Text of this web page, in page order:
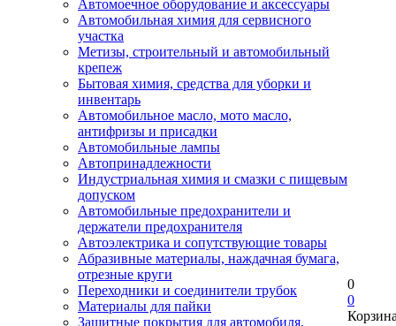
Автомоечное оборудование и аксессуары
Автомобильная химия для сервисного
участка
Метизы, строительный и автомобильный
крепеж
Бытовая химия, средства для уборки и
инвентарь
Автомобильное масло, мото масло,
антифризы и присадки
Автомобильные лампы
Автопринадлежности
Индустриальная химия и смазки с пищевым
допуском
Автомобильные предохранители и
держатели предохранителя
Автоэлектрика и сопутствующие товары
Абразивные материалы, наждачная бумага,
отрезные круги
Переходники и соединители трубок
Материалы для пайки
Защитные покрытия для автомобиля,
0
0